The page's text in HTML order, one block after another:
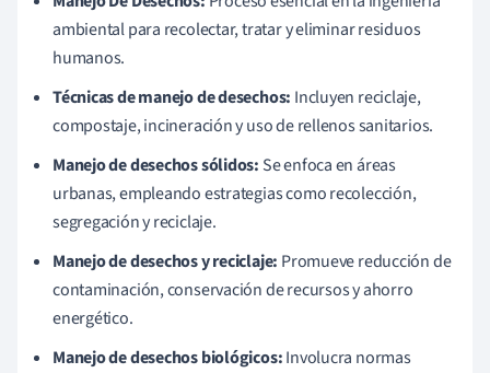
ambiental para recolectar, tratar y eliminar residuos
humanos.
Técnicas de manejo de desechos: Incluyen reciclaje,
compostaje, incineración y uso de rellenos sanitarios.
Manejo de desechos sólidos: Se enfoca en áreas
urbanas, empleando estrategias como recolección,
segregación y reciclaje.
Manejo de desechos y reciclaje: Promueve reducción de
contaminación, conservación de recursos y ahorro
energético.
Manejo de desechos biológicos:Involucra normas